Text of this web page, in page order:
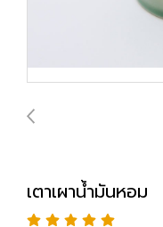
เตาเผาน้ำมันหอม